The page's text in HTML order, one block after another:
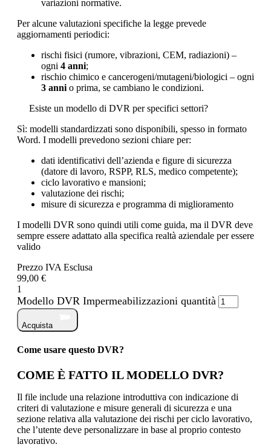
variazioni normative.
Per alcune valutazioni specifiche la legge prevede
aggiornamenti periodici:
rischi fisici (rumore, vibrazioni, CEM, radiazioni) –
ogni 4 anni;
rischio chimico e cancerogeni/mutageni/biologici – ogni
3 anni o prima, se cambiano le condizioni.
Esiste un modello di DVR per specifici settori?
Sì: modelli standardizzati sono disponibili, spesso in formato
Word. I modelli prevedono sezioni chiare per:
dati identificativi dell’azienda e figure di sicurezza
(datore di lavoro, RSPP, RLS, medico competente);
ciclo lavorativo e mansioni;
valutazione dei rischi;
misure di sicurezza e programma di miglioramento
I modelli DVR sono quindi utili come guida, ma il DVR deve
sempre essere adattato alla specifica realtà aziendale per essere
valido
Prezzo IVA Esclusa
99,00 €
1
Modello DVR Impermeabilizzazioni quantità
Acquista
Come usare questo DVR?
COME È FATTO IL MODELLO DVR?
Il file include una relazione introduttiva con indicazione di
criteri di valutazione e misure generali di sicurezza e una
sezione relativa alla valutazione dei rischi per ciclo lavorativo,
che l’utente deve personalizzare in base al proprio contesto
lavorativo.